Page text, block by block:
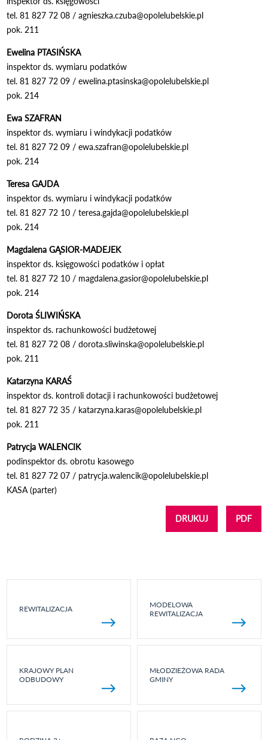
tel. 81 827 72 08 /agnieszka.czuba@opolelubelskie.pl
pok. 211
Ewelina PTASIŃSKA
inspektor ds. wymiaru podatków
tel. 81 827 72 09 /ewelina.ptasinska@opolelubelskie.pl
pok. 214
Ewa SZAFRAN
inspektor ds. wymiaru i windykacji podatków
tel. 81 827 72 09 / ewa.szafran@opolelubelskie.pl
pok. 214
Teresa GAJDA
inspektor ds. wymiaru i windykacji podatków
tel. 81 827 72 10 / teresa.gajda@opolelubelskie.pl
pok. 214
Magdalena GĄSIOR-MADEJEK
inspektor ds. księgowości podatków i opłat
tel. 81 827 72 10 / magdalena.gasior@opolelubelskie.pl
pok. 214
Dorota ŚLIWIŃSKA
inspektor ds. rachunkowości budżetowej
tel. 81 827 72 08 / dorota.sliwinska@opolelubelskie.pl
pok. 211
Katarzyna KARAŚ
inspektor ds. kontroli dotacji i rachunkowości budżetowej
tel. 81 827 72 35 / katarzyna.karas@opolelubelskie.pl
pok. 211
Patrycja WALENCIK
podinspektor ds. obrotu kasowego
tel. 81 827 72 07 / patrycja.walencik@opolelubelskie.pl
KASA (parter)
DRUKUJ PDF
REWITALIZACJA
MODELOWA
REWITALIZACJA
KRAJOWY PLAN
ODBUDOWY
MŁODZIEŻOWA RADA
GMINY